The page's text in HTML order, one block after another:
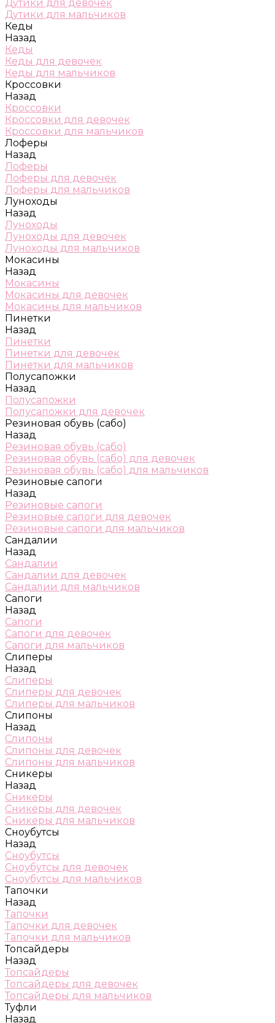
Дутики для девочек
Дутики для мальчиков
Кеды
Назад
Кеды
Кеды для девочек
Кеды для мальчиков
Кроссовки
Назад
Кроссовки
Кроссовки для девочек
Кроссовки для мальчиков
Лоферы
Назад
Лоферы
Лоферы для девочек
Лоферы для мальчиков
Луноходы
Назад
Луноходы
Луноходы для девочек
Луноходы для мальчиков
Мокасины
Назад
Мокасины
Мокасины для девочек
Мокасины для мальчиков
Пинетки
Назад
Пинетки
Пинетки для девочек
Пинетки для мальчиков
Полусапожки
Назад
Полусапожки
Полусапожки для девочек
Резиновая обувь (сабо)
Назад
Резиновая обувь (сабо)
Резиновая обувь (сабо) для девочек
Резиновая обувь (сабо) для мальчиков
Резиновые сапоги
Назад
Резиновые сапоги
Резиновые сапоги для девочек
Резиновые сапоги для мальчиков
Сандалии
Назад
Сандалии
Сандалии для девочек
Сандалии для мальчиков
Сапоги
Назад
Сапоги
Сапоги для девочек
Сапоги для мальчиков
Слиперы
Назад
Слиперы
Слиперы для девочек
Слиперы для мальчиков
Слипоны
Назад
Слипоны
Слипоны для девочек
Слипоны для мальчиков
Сникеры
Назад
Сникеры
Сникеры для девочек
Сникеры для мальчиков
Сноубутсы
Назад
Сноубутсы
Сноубутсы для девочек
Сноубутсы для мальчиков
Тапочки
Назад
Тапочки
Тапочки для девочек
Тапочки для мальчиков
Топсайдеры
Назад
Топсайдеры
Топсайдеры для девочек
Топсайдеры для мальчиков
Туфли
Назад